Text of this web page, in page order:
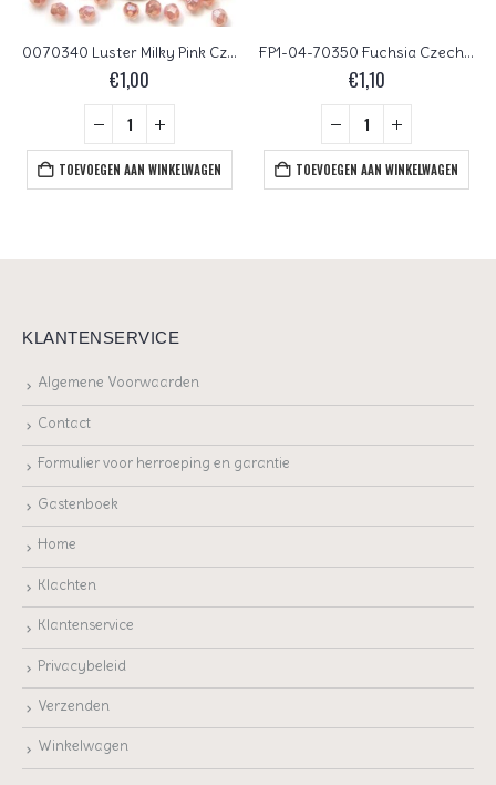
0070340 Luster Milky Pink Czech Glass Facet Firepolish 4mm 40 stuks
€1,00
TOEVOEGEN AAN WINKELWAGEN
FP1-04-70350 Fuchsia Czech Glass Facet Firepolish 4mm 50 stuks
€1,10
TOEVOEGEN AAN WINKELWAGEN
KLANTENSERVICE
Algemene Voorwaarden
Contact
Formulier voor herroeping en garantie
Gastenboek
Home
Klachten
Klantenservice
Privacybeleid
Verzenden
Winkelwagen